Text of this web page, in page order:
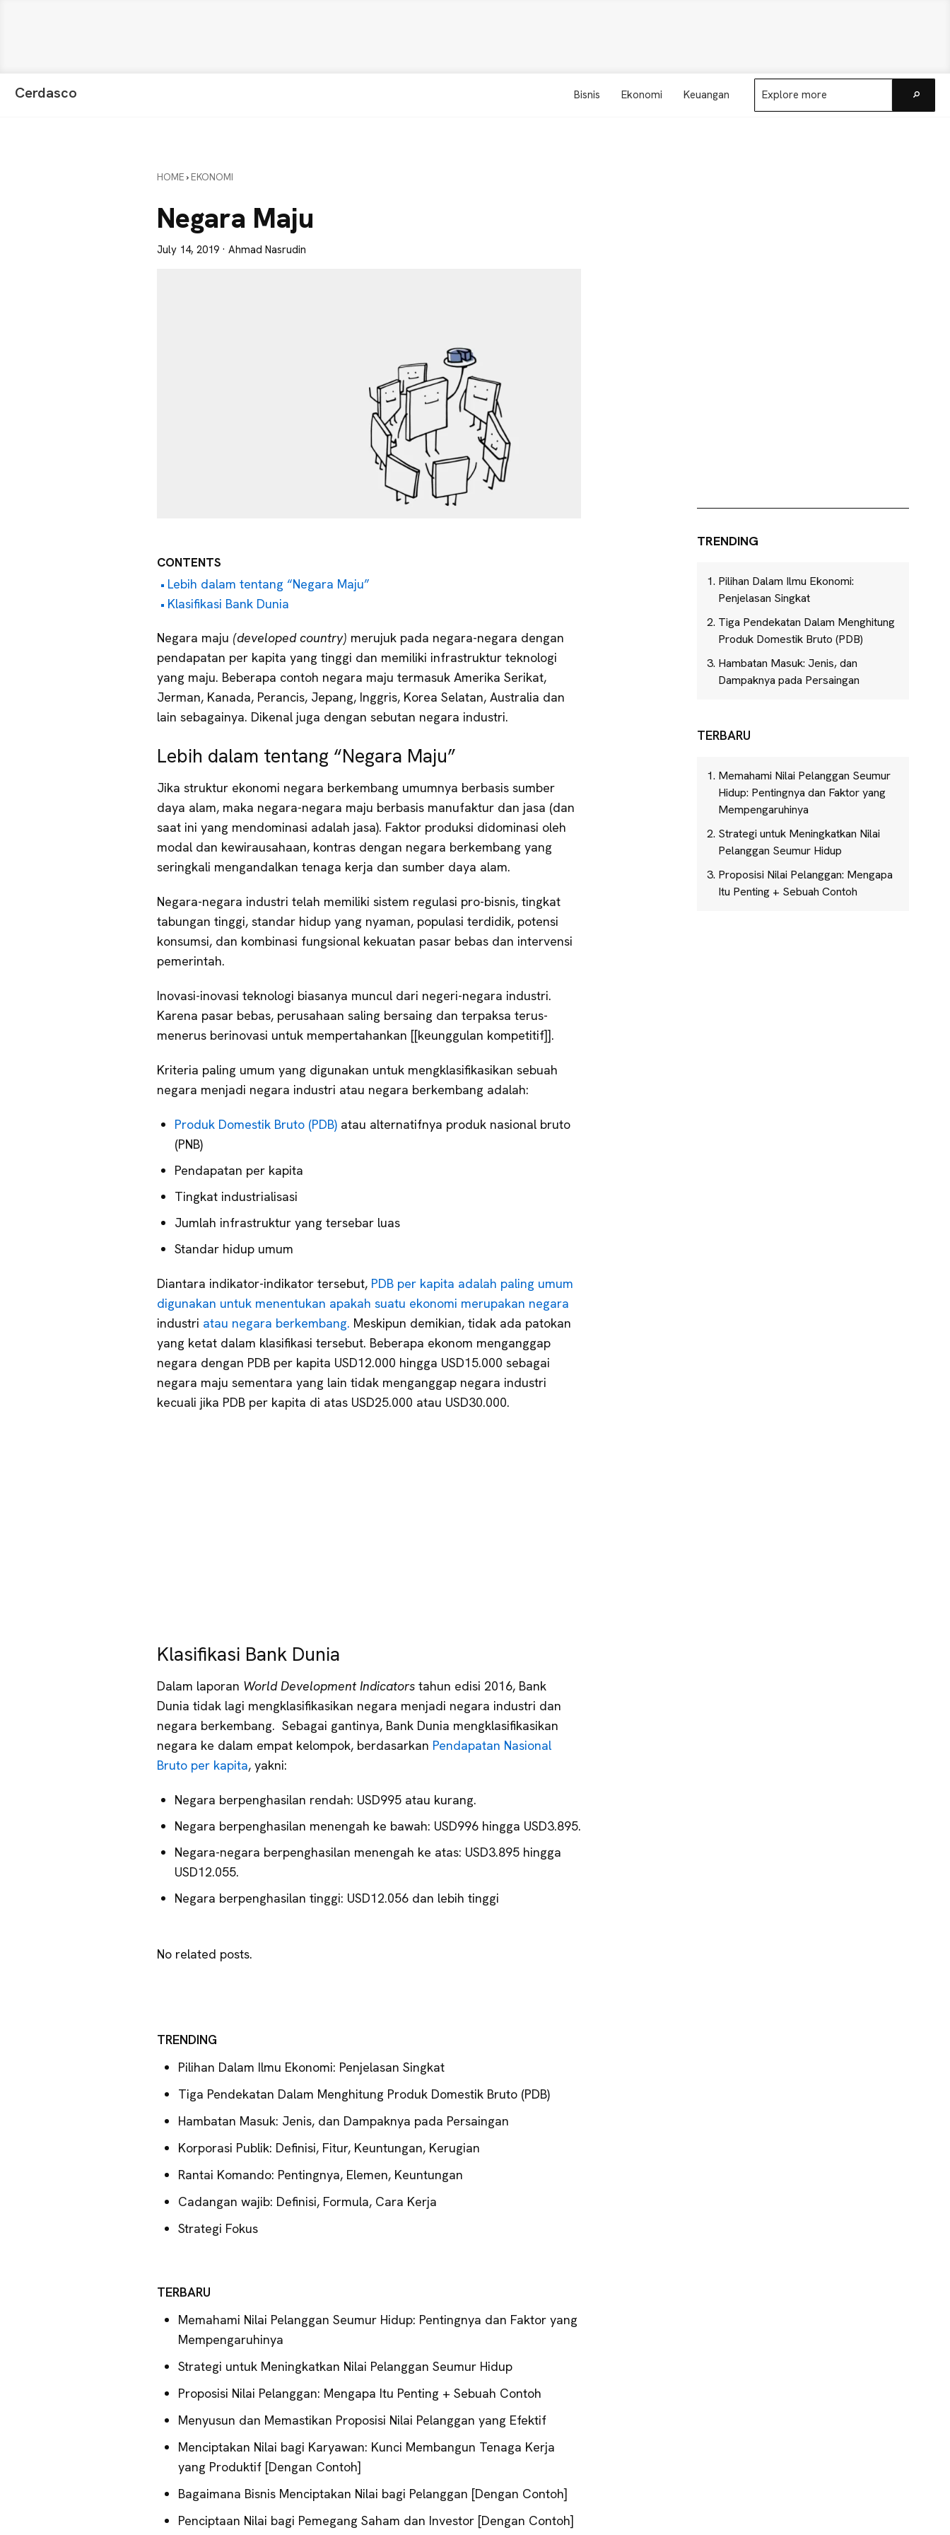
Cerdasco Bisnis Ekonomi Keuangan
Explore
more
HOME › EKONOMI
Negara Maju
July 14, 2019 · Ahmad Nasrudin
CONTENTS
Lebih dalam tentang “Negara Maju”
Klasifikasi Bank Dunia
Negara maju (developed country) merujuk pada negara-negara dengan
pendapatan per kapita yang tinggi dan memiliki infrastruktur teknologi
yang maju. Beberapa contoh negara maju termasuk Amerika Serikat,
Jerman, Kanada, Perancis, Jepang, Inggris, Korea Selatan, Australia dan
lain sebagainya. Dikenal juga dengan sebutan negara industri.
Lebih dalam tentang “Negara Maju”
Jika struktur ekonomi negara berkembang umumnya berbasis sumber
daya alam, maka negara-negara maju berbasis manufaktur dan jasa (dan
saat ini yang mendominasi adalah jasa). Faktor produksi didominasi oleh
modal dan kewirausahaan, kontras dengan negara berkembang yang
seringkali mengandalkan tenaga kerja dan sumber daya alam.
Negara-negara industri telah memiliki sistem regulasi pro-bisnis, tingkat
tabungan tinggi, standar hidup yang nyaman, populasi terdidik, potensi
konsumsi, dan kombinasi fungsional kekuatan pasar bebas dan intervensi
pemerintah.
Inovasi-inovasi teknologi biasanya muncul dari negeri-negara industri.
Karena pasar bebas, perusahaan saling bersaing dan terpaksa terus-
menerus berinovasi untuk mempertahankan [[keunggulan kompetitif]].
Kriteria paling umum yang digunakan untuk mengklasifikasikan sebuah
negara menjadi negara industri atau negara berkembang adalah:
Produk Domestik Bruto (PDB) atau alternatifnya produk nasional bruto
(PNB)
Pendapatan per kapita
Tingkat industrialisasi
Jumlah infrastruktur yang tersebar luas
Standar hidup umum
Diantara indikator-indikator tersebut, PDB per kapita adalah paling umum
digunakan untuk menentukan apakah suatu ekonomi merupakan negara
industri atau negara berkembang. Meskipun demikian, tidak ada patokan
yang ketat dalam klasifikasi tersebut. Beberapa ekonom menganggap
negara dengan PDB per kapita USD12.000 hingga USD15.000 sebagai
negara maju sementara yang lain tidak menganggap negara industri
kecuali jika PDB per kapita di atas USD25.000 atau USD30.000.
Klasifikasi Bank Dunia
Dalam laporan World Development Indicators tahun edisi 2016, Bank
Dunia tidak lagi mengklasifikasikan negara menjadi negara industri dan
negara berkembang. Sebagai gantinya, Bank Dunia mengklasifikasikan
negara ke dalam empat kelompok, berdasarkan Pendapatan Nasional
Bruto per kapita, yakni:
Negara berpenghasilan rendah: USD995 atau kurang.
Negara berpenghasilan menengah ke bawah: USD996 hingga USD3.895.
Negara-negara berpenghasilan menengah ke atas: USD3.895 hingga
USD12.055.
Negara berpenghasilan tinggi: USD12.056 dan lebih tinggi
No related posts.
TRENDING
Pilihan Dalam Ilmu Ekonomi: Penjelasan Singkat
Tiga Pendekatan Dalam Menghitung Produk Domestik Bruto (PDB)
Hambatan Masuk: Jenis, dan Dampaknya pada Persaingan
Korporasi Publik: Definisi, Fitur, Keuntungan, Kerugian
Rantai Komando: Pentingnya, Elemen, Keuntungan
Cadangan wajib: Definisi, Formula, Cara Kerja
Strategi Fokus
TERBARU
Memahami Nilai Pelanggan Seumur Hidup: Pentingnya dan Faktor yang
Mempengaruhinya
Strategi untuk Meningkatkan Nilai Pelanggan Seumur Hidup
Proposisi Nilai Pelanggan: Mengapa Itu Penting + Sebuah Contoh
Menyusun dan Memastikan Proposisi Nilai Pelanggan yang Efektif
Menciptakan Nilai bagi Karyawan: Kunci Membangun Tenaga Kerja
yang Produktif [Dengan Contoh]
Bagaimana Bisnis Menciptakan Nilai bagi Pelanggan [Dengan Contoh]
Penciptaan Nilai bagi Pemegang Saham dan Investor [Dengan Contoh]
TRENDING
Pilihan Dalam Ilmu Ekonomi:
Penjelasan Singkat
Tiga Pendekatan Dalam Menghitung
Produk Domestik Bruto (PDB)
Hambatan Masuk: Jenis, dan
Dampaknya pada Persaingan
TERBARU
Memahami Nilai Pelanggan Seumur
Hidup: Pentingnya dan Faktor yang
Mempengaruhinya
Strategi untuk Meningkatkan Nilai
Pelanggan Seumur Hidup
Proposisi Nilai Pelanggan: Mengapa
Itu Penting + Sebuah Contoh